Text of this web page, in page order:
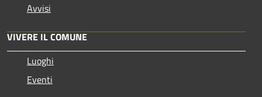
Avvisi
VIVERE IL COMUNE
Luoghi
Eventi